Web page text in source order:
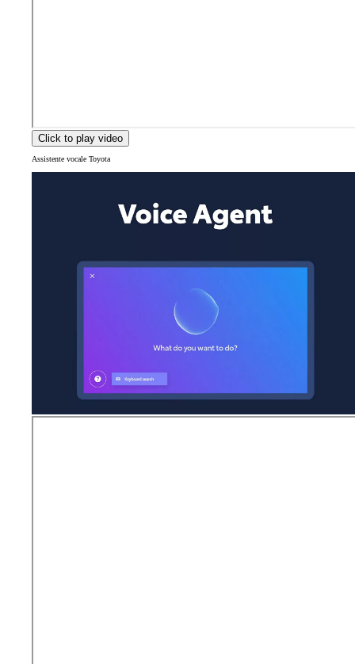
Click to play video
Assistente vocale Toyota